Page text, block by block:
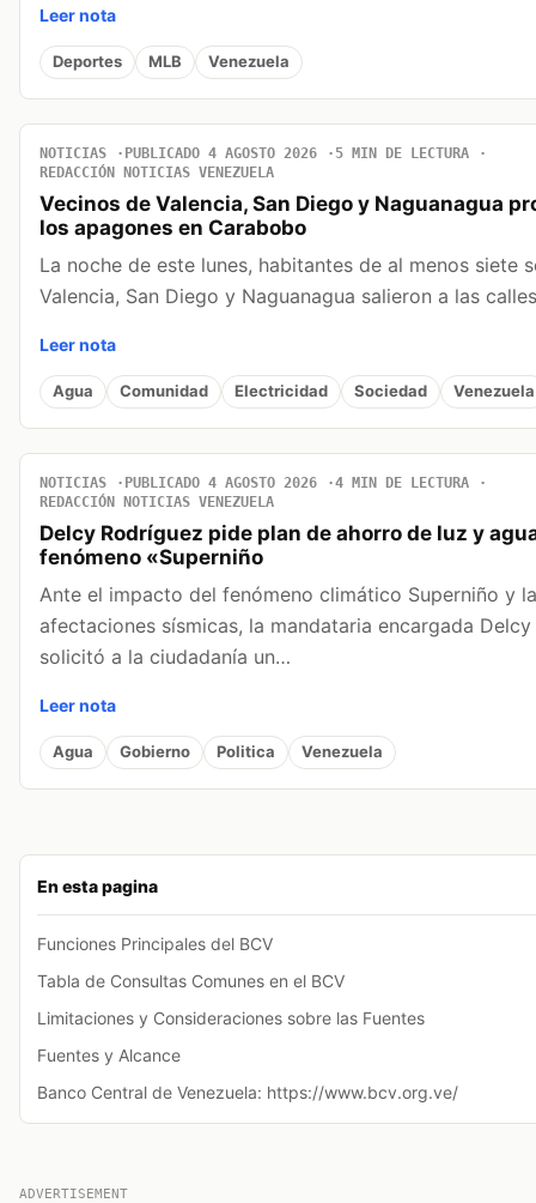
En esta pagina
Funciones Principales del BCV
Tabla de Consultas Comunes en el BCV
Limitaciones y Consideraciones sobre las Fuentes
Fuentes y Alcance
Banco Central de Venezuela: https://www.bcv.org.ve/
Leer nota
Deportes MLB Venezuela
NOTICIAS PUBLICADO 4 AGOSTO 2026
5 MIN DE LECTURA
REDACCIÓN NOTICIAS VENEZUELA
Vecinos de Valencia, San Diego y Naguanagua
los apagones en Carabobo
La noche de este lunes, habitantes de al menos siete
Valencia, San Diego y Naguanagua salieron a las
Leer nota
Agua Comunidad Electricidad Sociedad Venezuela
NOTICIAS PUBLICADO 4 AGOSTO 2026
4 MIN DE LECTURA
REDACCIÓN NOTICIAS VENEZUELA
Delcy Rodríguez pide plan de ahorro de luz y
fenómeno «Superniño
Ante el impacto del fenómeno climático Superniño y
afectaciones sísmicas, la mandataria encargada
solicitó a la ciudadanía un…
Leer nota
Agua Gobierno Politica Venezuela
ADVERTISEMENT